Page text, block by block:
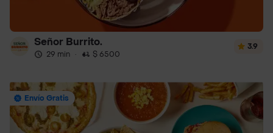
Señor Burrito.
29 min · $ 6500
3.9
Envío Gratis